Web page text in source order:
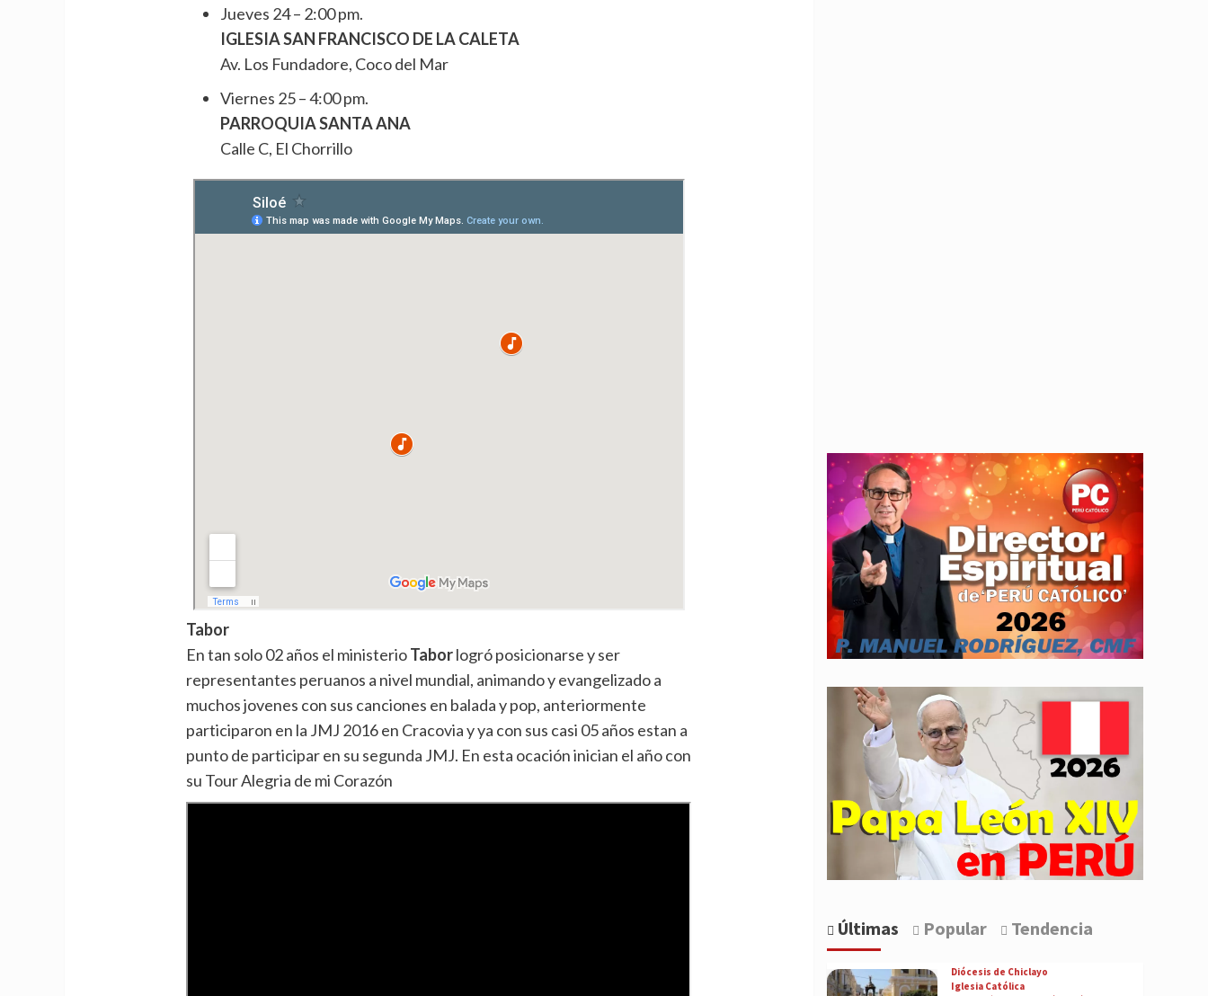
Jueves 24 – 2:00 pm.
IGLESIA SAN FRANCISCO DE LA CALETA
Av. Los Fundadore, Coco del Mar
Viernes 25 – 4:00 pm.
PARROQUIA SANTA ANA
Calle C, El Chorrillo
Tabor
En tan solo 02 años el ministerioTaborlogró posicionarse y ser
representantes peruanos a nivel mundial, animando y evangelizado a
muchos jovenes con sus canciones en balada y pop, anteriormente
participaron en la JMJ 2016 en Cracovia y ya con sus casi 05 años estan a
punto de participar en su segunda JMJ. En esta ocación inician el año con
su Tour Alegria de mi Corazón
Últimas Popular Tendencia
Diócesis de Chiclayo
Iglesia Católica